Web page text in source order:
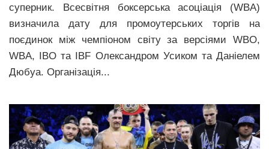
суперник. Всесвітня боксерська асоціація (WBA)
визначила дату для промоутерських торгів на
поєдинок між чемпіоном світу за версіями WBO,
WBA, IBO та IBF Олександром Усиком та Даніелем
Дюбуа. Організація...